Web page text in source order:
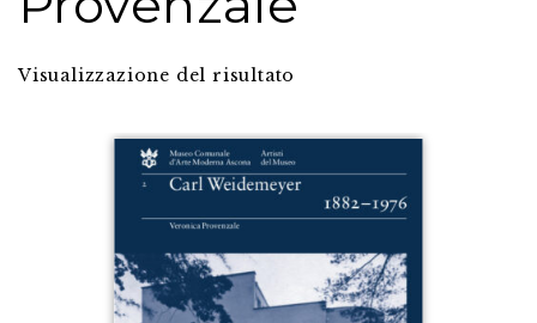
Visualizzazione del risultato